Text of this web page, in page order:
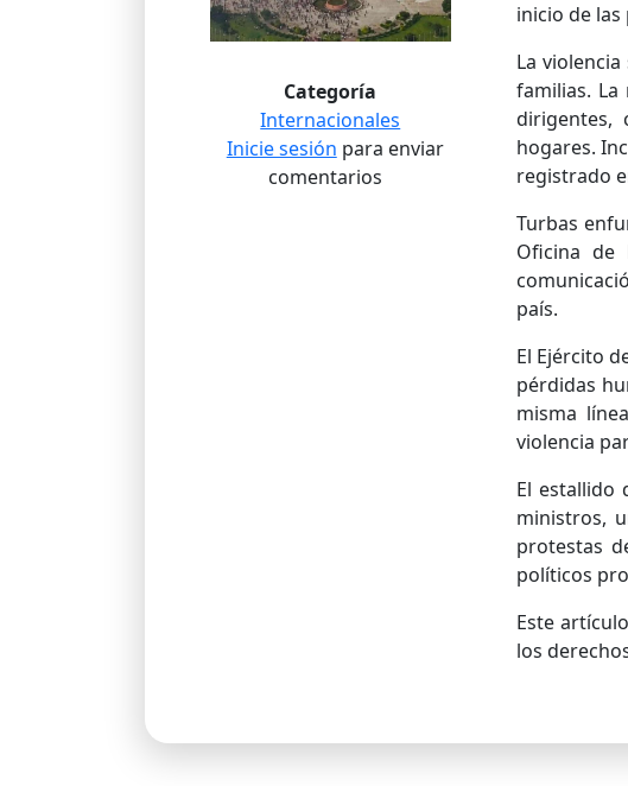
Categoría
Internacionales
Inicie sesión para enviar
comentarios
inicio de
La
familias.
dirigentes,
hogares.
registrado
Turbas
Oficina de
país.
El Ejército
pérdidas
misma
violencia
El estallido
ministros,
protestas
políticos
Este
los